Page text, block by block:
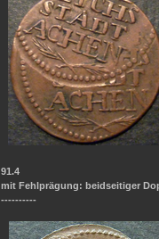
91.4
mit Fehlprägung: beidseitiger
----------